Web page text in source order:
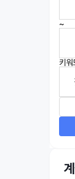
~
키워